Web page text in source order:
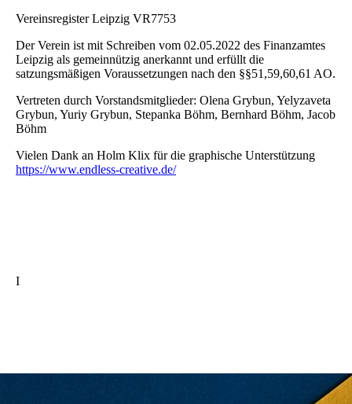
Vereinsregister Leipzig VR7753
Der Verein ist mit Schreiben vom 02.05.2022 des Finanzamtes
Leipzig als gemeinnützig anerkannt und erfüllt die
satzungsmäßigen Voraussetzungen nach den §§51,59,60,61 AO.
Vertreten durch Vorstandsmitglieder: Olena Grybun, Yelyzaveta
Grybun, Yuriy Grybun, Stepanka Böhm, Bernhard Böhm, Jacob
Böhm
Vielen Dank an Holm Klix für die graphische Unterstützung
https://www.endless-creative.de/
I